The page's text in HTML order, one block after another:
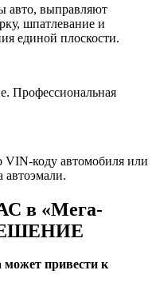
авто, выправляют
шпатлевание и
единой плоскости.
Профессиональная
VIN-коду автомобиля или
в «Мега-
может привести к